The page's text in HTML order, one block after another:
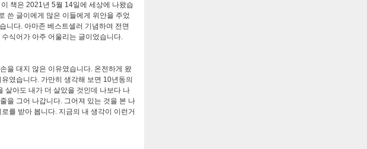
책은 2021년 5월 14일에 세상에 나왔습
쓴 글이에게 많은 이들에게 위안을 주었
니다. 아마존 베스트셀러 기념하여 전면
식어가 아주 어울리는 글이었습니다.
을 대지 않은 이유였습니다. 온전하게 왔
유였습니다. 가만히 생각해 보면 10년동의
살아도 내가 더 살았을 것인데 나보다 나
을 그어 나갑니다. 그어져 있는 것을 본 나
를 받아 봅니다. 지금의 내 생각이 이런거